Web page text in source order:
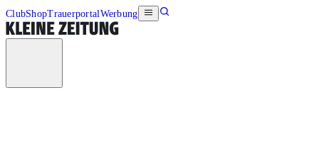
ClubShopTrauerportalWerbung